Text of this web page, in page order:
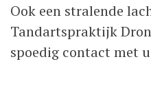
Ook een stralende
Tandartspraktijk
spoedig contact met